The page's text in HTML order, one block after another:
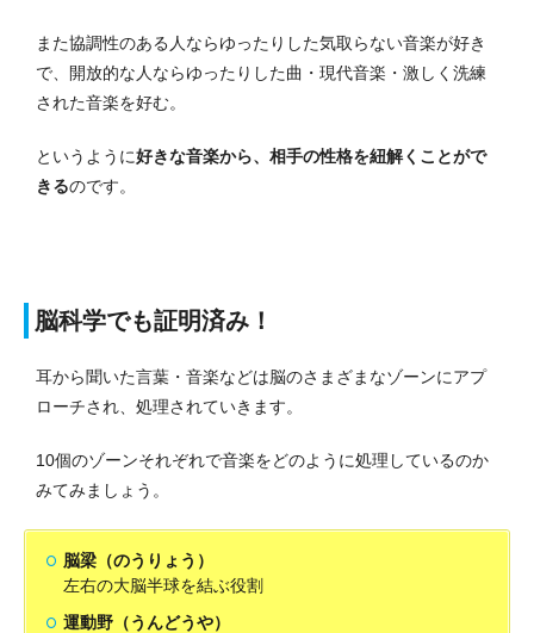
また協調性のある人ならゆったりした気取らない音楽が好き
で、開放的な人ならゆったりした曲・現代音楽・激しく洗練
された音楽を好む。
というように好きな音楽から、相手の性格を紐解くことがで
きるのです。
脳科学でも証明済み！
耳から聞いた言葉・音楽などは脳のさまざまなゾーンにアプ
ローチされ、処理されていきます。
10個のゾーンそれぞれで音楽をどのように処理しているのか
みてみましょう。
脳梁（のうりょう）
左右の大脳半球を結ぶ役割
運動野（うんどうや）